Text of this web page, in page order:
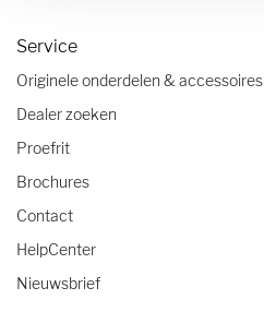
Service
Originele onderdelen & accessoires
Dealer zoeken
Proefrit
Brochures
Contact
HelpCenter
Nieuwsbrief